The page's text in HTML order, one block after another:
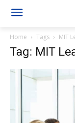
Home Tags MIT
Tag: MIT